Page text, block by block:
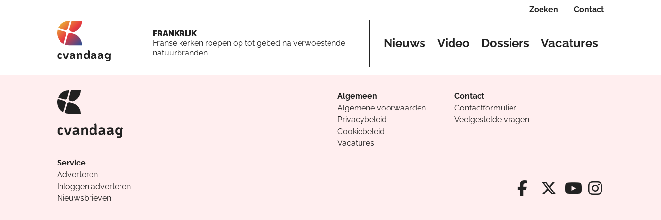
Zoeken Contact
FRANKRIJK
Franse kerken roepen op tot gebed na verwoestende
natuurbranden
Nieuws Video Dossiers Vacatures
Algemeen
Algemene voorwaarden
Privacybeleid
Cookiebeleid
Vacatures
Contact
Contactformulier
Veelgestelde vragen
Service
Adverteren
Inloggen adverteren
Nieuwsbrieven
Facebook van
X van